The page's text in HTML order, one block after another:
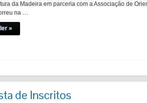
da Madeira em parceria com a Associação de
na …
»
de Inscritos